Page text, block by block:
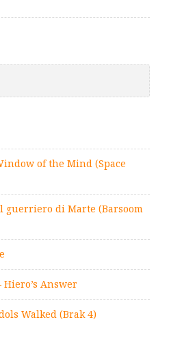
of the Mind (Space
guerriero di Marte (Barsoom
Answer
Walked (Brak 4)